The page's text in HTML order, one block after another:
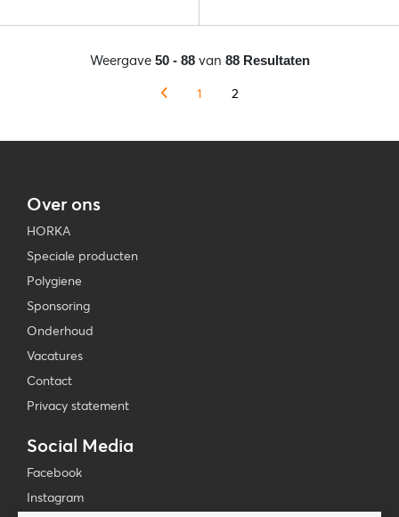
Weergave 50 - 88van 88 Resultaten
1 2
Over ons
HORKA
Speciale producten
Polygiene
Sponsoring
Onderhoud
Vacatures
Contact
Privacy statement
Social Media
Facebook
Instagram